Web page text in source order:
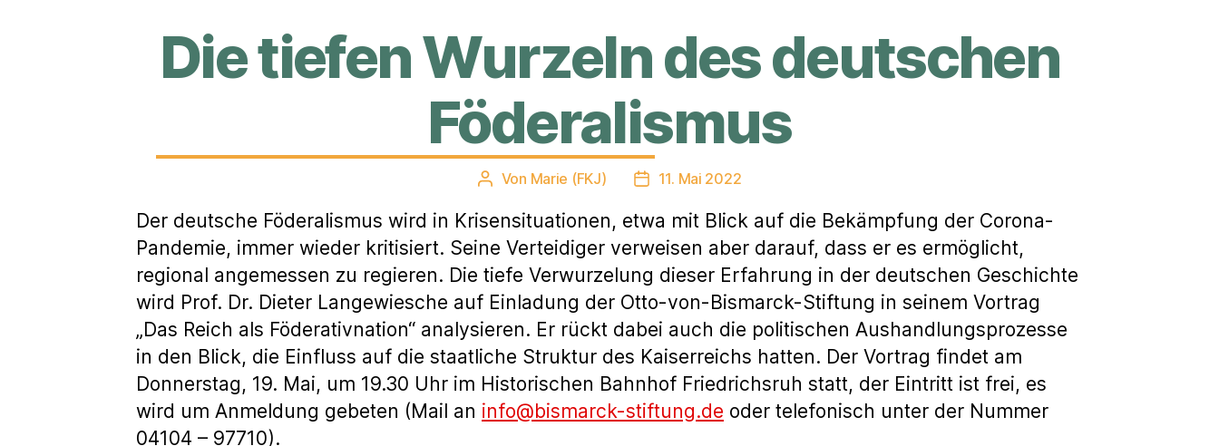
Die tiefen Wurzeln des deutschen
Föderalismus
Beitragsautor
Von Marie (FKJ) Veröffentlichungsdatum
11. Mai 2022
Der deutsche Föderalismus wird in Krisensituationen, etwa mit Blick auf die Bekämpfung der Corona-
Pandemie, immer wieder kritisiert. Seine Verteidiger verweisen aber darauf, dass er es ermöglicht,
regional angemessen zu regieren. Die tiefe Verwurzelung dieser Erfahrung in der deutschen Geschichte
wird Prof. Dr. Dieter Langewiesche auf Einladung der Otto-von-Bismarck-Stiftung in seinem Vortrag
„Das Reich als Föderativnation“ analysieren. Er rückt dabei auch die politischen Aushandlungsprozesse
in den Blick, die Einfluss auf die staatliche Struktur des Kaiserreichs hatten. Der Vortrag findet am
Donnerstag, 19. Mai, um 19.30 Uhr im Historischen Bahnhof Friedrichsruh statt, der Eintritt ist frei, es
wird um Anmeldung gebeten (Mail an info@bismarck-stiftung.de oder telefonisch unter der Nummer
04104 – 97710).